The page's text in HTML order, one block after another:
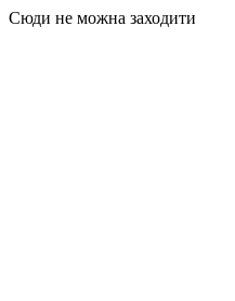
Сюди не можна заходити